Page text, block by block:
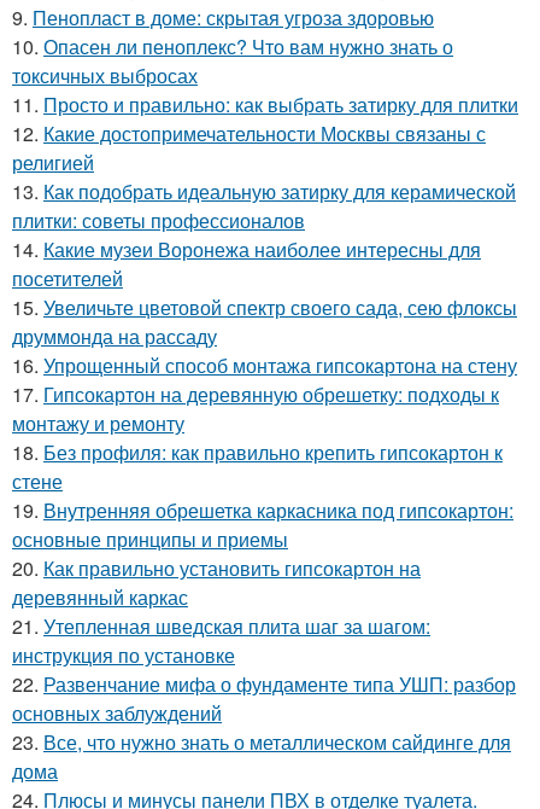
9. Пенопласт в доме: скрытая угроза здоровью
10. Опасен ли пеноплекс? Что вам нужно знать о
токсичных выбросах
11. Просто и правильно: как выбрать затирку для плитки
12. Какие достопримечательности Москвы связаны с
религией
13. Как подобрать идеальную затирку для керамической
плитки: советы профессионалов
14. Какие музеи Воронежа наиболее интересны для
посетителей
15. Увеличьте цветовой спектр своего сада, сею флоксы
друммонда на рассаду
16. Упрощенный способ монтажа гипсокартона на стену
17. Гипсокартон на деревянную обрешетку: подходы к
монтажу и ремонту
18. Без профиля: как правильно крепить гипсокартон к
стене
19. Внутренняя обрешетка каркасника под гипсокартон:
основные принципы и приемы
20. Как правильно установить гипсокартон на
деревянный каркас
21. Утепленная шведская плита шаг за шагом:
инструкция по установке
22. Развенчание мифа о фундаменте типа УШП: разбор
основных заблуждений
23. Все, что нужно знать о металлическом сайдинге для
дома
24. Плюсы и минусы панели ПВХ в отделке туалета.